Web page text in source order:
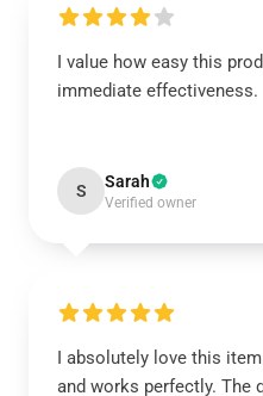
I value how easy this
immediate effectiveness.
S Sarah
Verified owner
I absolutely love this
and works perfectly. The